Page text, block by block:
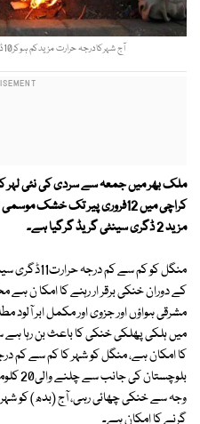
آج شہرکادرجہ حرارت مزیدکم ہوکر10ڈگری تک گرنے کاامکان ہے، فوٹو: فائل
ملک بھر میں جمعہ سے سردی کی نئی لہر کے
کراچی میں 12فروری پیر تک خشک
مزید 2 ڈگری سینٹی گریڈ گرگیا ہے۔
کے دوران خنکی برقر ار رہنے کا امکا ن
مشرقی ہواؤں اور جزوی اور مکمل ابر
میں ہلکی پھلکی خنکی کا باعث بن رہا
گرنے کا امکان ہے۔